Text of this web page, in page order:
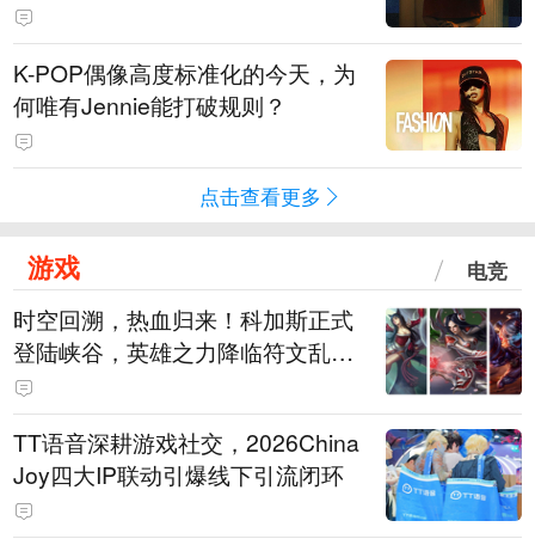
K-POP偶像高度标准化的今天，为
何唯有Jennie能打破规则？
点击查看更多
游戏 电竞
时空回溯，热血归来！科加斯正式
登陆峡谷，英雄之力降临符文乱
斗！
TT语音深耕游戏社交，2026China
Joy四大IP联动引爆线下引流闭环